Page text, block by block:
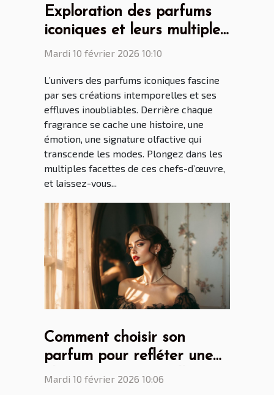
Exploration des parfums
iconiques et leurs multiples
facettes
Mardi 10 février 2026 10:10
L’univers des parfums iconiques fascine
par ses créations intemporelles et ses
effluves inoubliables. Derrière chaque
fragrance se cache une histoire, une
émotion, une signature olfactive qui
transcende les modes. Plongez dans les
multiples facettes de ces chefs-d’œuvre,
et laissez-vous...
Comment choisir son
parfum pour refléter une
élégance intemporelle ?
Mardi 10 février 2026 10:06